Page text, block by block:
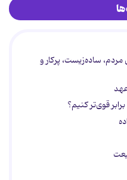
ساده‌زیست، پرکار و